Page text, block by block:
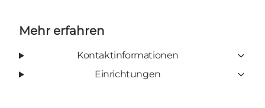
Mehr erfahren
Kontaktinformationen
Einrichtungen